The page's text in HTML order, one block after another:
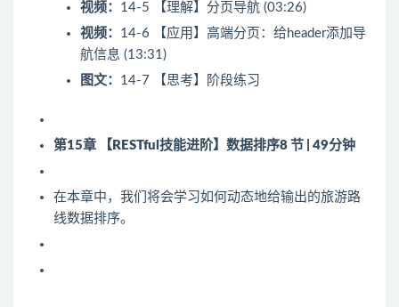
视频： 14-5 【理解】分页导航 (03:26)
视频： 14-6 【应用】高端分页：给header添加导
航信息 (13:31)
图文： 14-7 【思考】阶段练习
第15章 【RESTful技能进阶】数据排序8 节 | 49分钟
在本章中，我们将会学习如何动态地给输出的旅游路
线数据排序。